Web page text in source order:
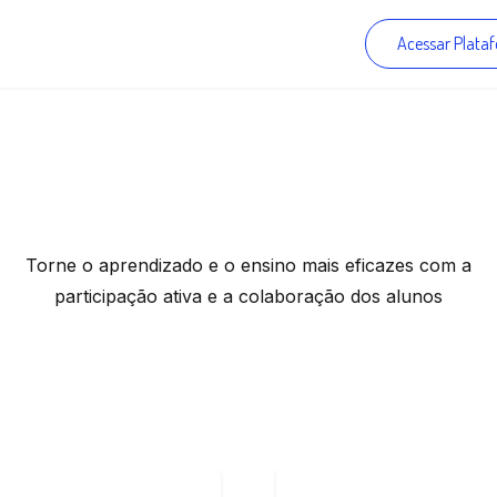
Acessar
Torne o aprendizado e o ensino mais eficazes com a
participação ativa e a colaboração dos alunos